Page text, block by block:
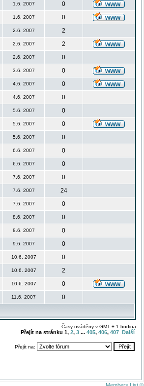
1.6. 2007
0
1.6. 2007
0
2.6. 2007
2
2.6. 2007
2
2.6. 2007
0
3.6. 2007
0
4.6. 2007
0
4.6. 2007
0
5.6. 2007
0
5.6. 2007
0
5.6. 2007
0
6.6. 2007
0
6.6. 2007
0
7.6. 2007
0
7.6. 2007
24
7.6. 2007
0
8.6. 2007
0
8.6. 2007
0
9.6. 2007
0
10.6. 2007
0
10.6. 2007
2
10.6. 2007
0
11.6. 2007 0
Časy uváděny v GMT + 1 hodina
Přejít na stránku 1, 2, 3 ... 405, 406, 407 Další
Přejít na: